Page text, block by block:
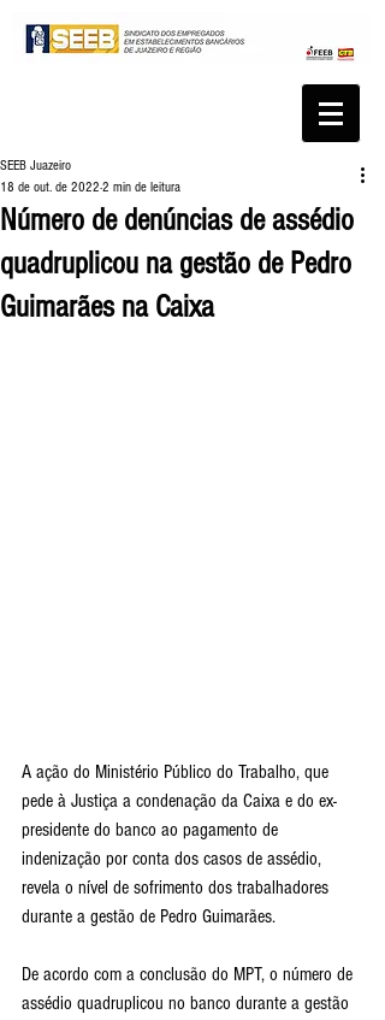
Número de denúncias de assédio
quadruplicou na gestão de Pedro
Guimarães na Caixa
SEEB Juazeiro
18 de out. de 2022 2 min de leitura
A ação do Ministério Público do Trabalho, que
pede à Justiça a condenação da Caixa e do ex-
presidente do banco ao pagamento de
indenização por conta dos casos de assédio,
revela o nível de sofrimento dos trabalhadores
durante a gestão de Pedro Guimarães.
De acordo com a conclusão do MPT, o número de
assédio quadruplicou no banco durante a gestão